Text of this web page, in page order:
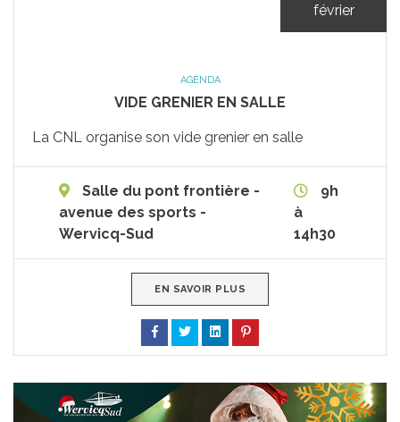
février
AGENDA
VIDE GRENIER EN SALLE
La CNL organise son vide grenier en salle
Salle du pont frontière -
avenue des sports -
Wervicq-Sud
9h
à
14h30
EN SAVOIR PLUS